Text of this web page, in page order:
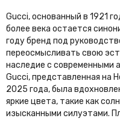
Gucci, основанный в 1921
более века остается
году бренд под
переосмысливать свою
наследие с современными
Gucci, представленная на
2025 года, была
яркие цвета, такие как
изысканными силуэтами.